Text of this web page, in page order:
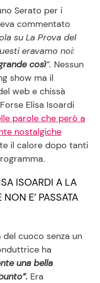
Serato per i
commentato
su La Prova del
eravamo noi:
così”. Nessun
show ma il
web e chissà
Elisa Isoardi
parole che però a
nostalgiche
il calore dopo tanti
ISOARDI A LA
E’ PASSATA
cuoco senza un
ha
una bella
Era